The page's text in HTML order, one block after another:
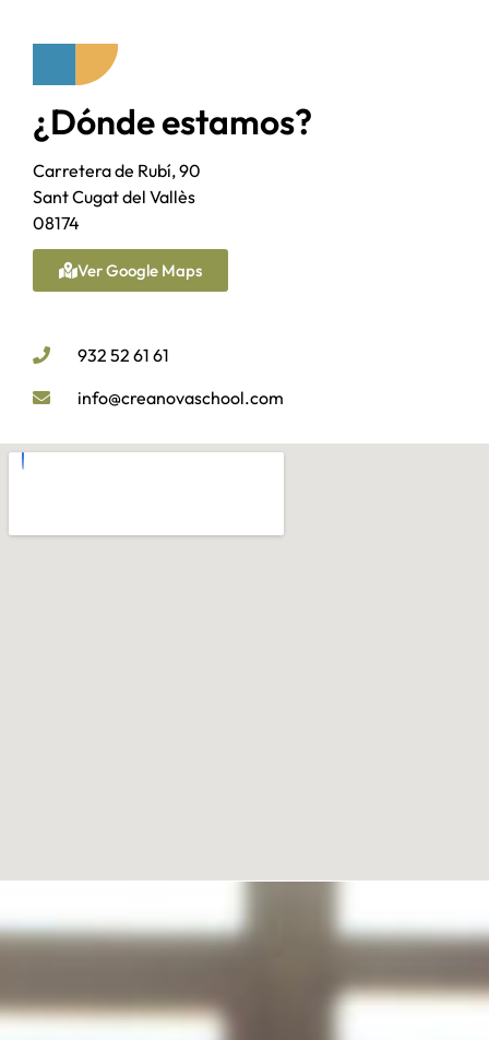
¿Dónde estamos?
Carretera de Rubí, 90
Sant Cugat del Vallès
08174
Ver Google Maps
932 52 61 61
info@creanovaschool.com